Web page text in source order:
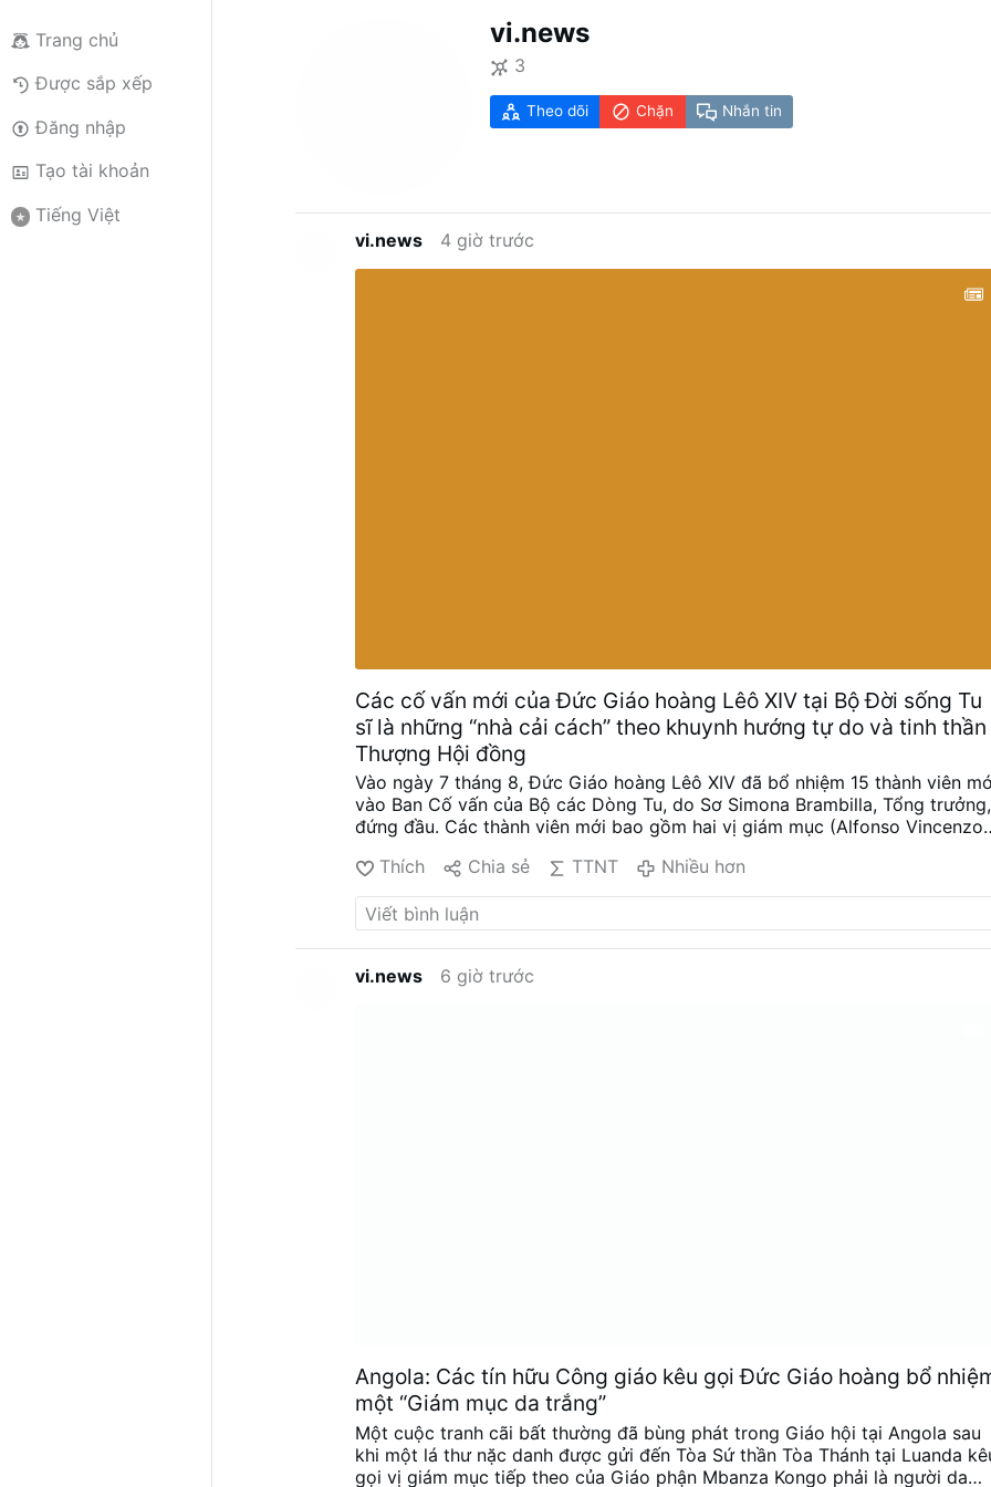
Trang chủ
Được sắp xếp
Đăng nhập
Tạo tài khoản
Tiếng Việt
vi.news
3
Theo dõi Chặn Nhắn tin
vi.news 4 giờ trước
Các cố vấn mới của Đức Giáo hoàng Lêô XIV tại Bộ Đời sống Tu
sĩ là những “nhà cải cách” theo khuynh hướng tự do và tinh thần
Thượng Hội đồng
Vào ngày 7 tháng 8, Đức Giáo hoàng Lêô XIV đã bổ nhiệm 15 thành viên
vào Ban Cố vấn của Bộ các Dòng Tu, do Sơ Simona Brambilla, Tổng trưởng,
đứng đầu. Các thành viên mới bao gồm hai vị giám mục (Alfonso Vincenzo
viện trưởng (Ignasi Fossas, Damián Astigueta, Maurizio Bevilacqua, Benjamin
Earl và Flavien Mambueni), hai tu sĩ nam (Antoine Kazindu và Emili Turú),
cùng sáu nữ tu (Chiara Lorenzato, Maria Nirmalini, María Rosaura González
Casas, Mary Lembo, Patricia Murray và Maria do Disterro Rocha Santos).
hướng tự do và tinh thần công đồng, điều này được minh chứng qua bốn
Thích Chia sẻ TTNT Nhiều hơn
vi.news 6 giờ trước
Angola: Các tín hữu Công giáo kêu gọi Đức Giáo hoàng bổ
một “Giám mục da trắng”
Một cuộc tranh cãi bất thường đã bùng phát trong Giáo hội tại Angola sau
khi một lá thư nặc danh được gửi đến Tòa Sứ thần Tòa Thánh tại Luanda
gọi vị giám mục tiếp theo của Giáo phận Mbanza Kongo phải là người da